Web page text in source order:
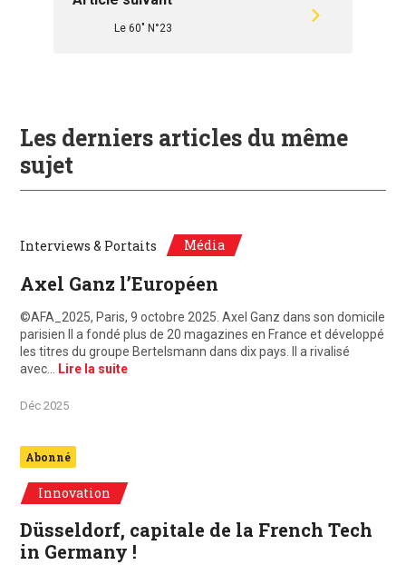
Le 60" N°23
Les derniers articles du même
sujet
Interviews & Portaits Média
Axel Ganz l’Européen
©AFA_2025, Paris, 9 octobre 2025. Axel Ganz dans son domicile
parisien Il a fondé plus de 20 magazines en France et développé
les titres du groupe Bertelsmann dans dix pays. Il a rivalisé
avec… Lire la suite
Déc 2025
Abonné
Innovation
Düsseldorf, capitale de la French Tech
in Germany !